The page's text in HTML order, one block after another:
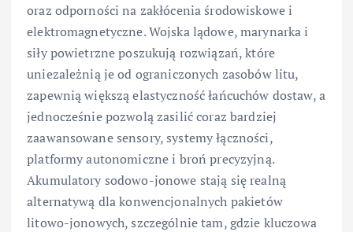
oraz odporności na zakłócenia środowiskowe i
elektromagnetyczne. Wojska lądowe, marynarka i
siły powietrzne poszukują rozwiązań, które
uniezależnią je od ograniczonych zasobów litu,
zapewnią większą elastyczność łańcuchów dostaw, a
jednocześnie pozwolą zasilić coraz bardziej
zaawansowane sensory, systemy łączności,
platformy autonomiczne i broń precyzyjną.
Akumulatory sodowo-jonowe stają się realną
alternatywą dla konwencjonalnych pakietów
litowo-jonowych, szczególnie tam, gdzie kluczowa